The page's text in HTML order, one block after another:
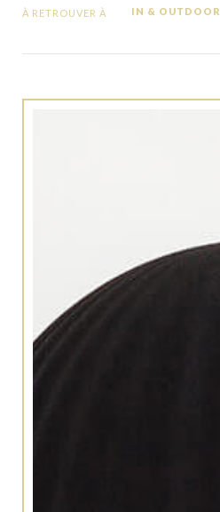
À RETROUVER À IN & OUTDOOR